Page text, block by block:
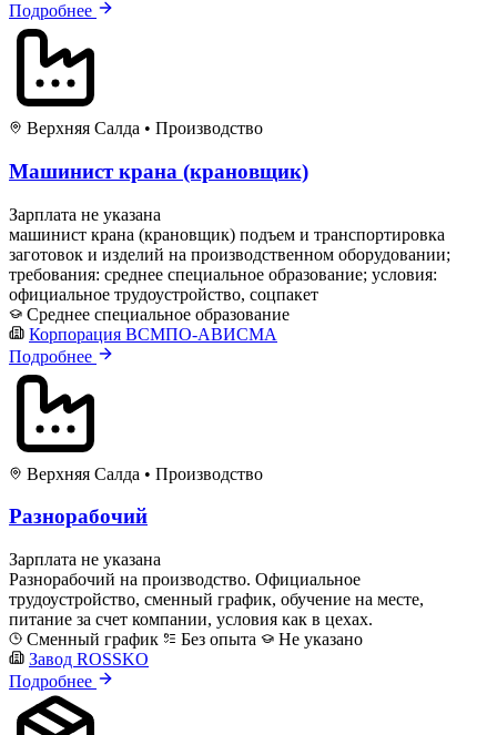
Подробнее
Верхняя Салда • Производство
Машинист крана (крановщик)
Зарплата не указана
машинист крана (крановщик) подъем и транспортировка
заготовок и изделий на производственном оборудовании;
требования: среднее специальное образование; условия:
официальное трудоустройство, соцпакет
Среднее специальное образование
Корпорация ВСМПО-АВИСМА
Подробнее
Верхняя Салда • Производство
Разнорабочий
Зарплата не указана
Разнорабочий на производство. Официальное
трудоустройство, сменный график, обучение на месте,
питание за счет компании, условия как в цехах.
Сменный график
Без опыта
Не указано
Завод ROSSKO
Подробнее